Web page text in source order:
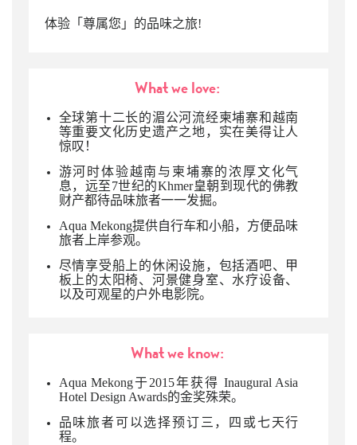
体验「尊属您」的品味之旅!
What we love:
全球第十二长的湄公河流经柬埔寨和越南
等重要文化历史遗产之地，实在美得让人
惊叹！
游河时体验越南与柬埔寨的浓厚文化气
息，远至7世纪的Khmer皇朝到现代的佛教
财产都待品味旅者一一发掘。
Aqua Mekong提供自行车和小船，方便品味
旅者上岸参观。
尽情享受船上的休闲设施，包括酒吧、甲
板上的太阳椅、河景健身室、水疗设备、
以及可观星的户外电影院。
What we know:
Aqua Mekong于2015年获得 Inaugural Asia
Hotel Design Awards的金奖殊荣。
品味旅者可以选择预订三，四或七天行
程。